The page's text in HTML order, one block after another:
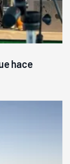
hace